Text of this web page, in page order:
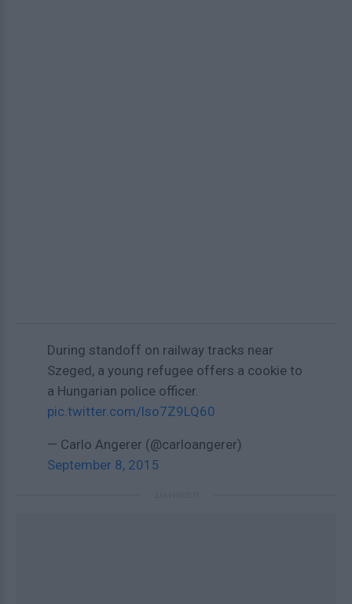
During standoff on railway tracks near
Szeged, a young refugee offers a cookie to
a Hungarian police officer.
pic.twitter.com/lso7Z9LQ60
— Carlo Angerer (@carloangerer)
September 8, 2015